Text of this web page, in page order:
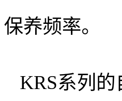
保养频率。
KRS系列